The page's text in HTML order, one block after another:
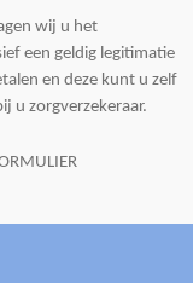
wij u het
een geldig legitimatie
en deze kunt u zelf
u zorgverzekeraar.